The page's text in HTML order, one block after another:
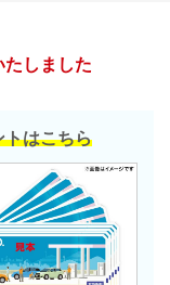
たしました
トはこちら